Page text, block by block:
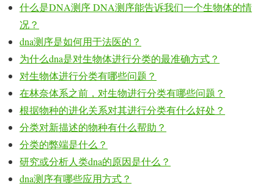
什么是DNA测序 DNA测序能告诉我们一个生物体的情
况？
dna测序是如何用于法医的？
为什么dna是对生物体进行分类的最准确方式？
对生物体进行分类有哪些问题？
在林奈体系之前，对生物进行分类有哪些问题？
根据物种的进化关系对其进行分类有什么好处？
分类对新描述的物种有什么帮助？
分类的弊端是什么？
研究或分析人类dna的原因是什么？
dna测序有哪些应用方式？